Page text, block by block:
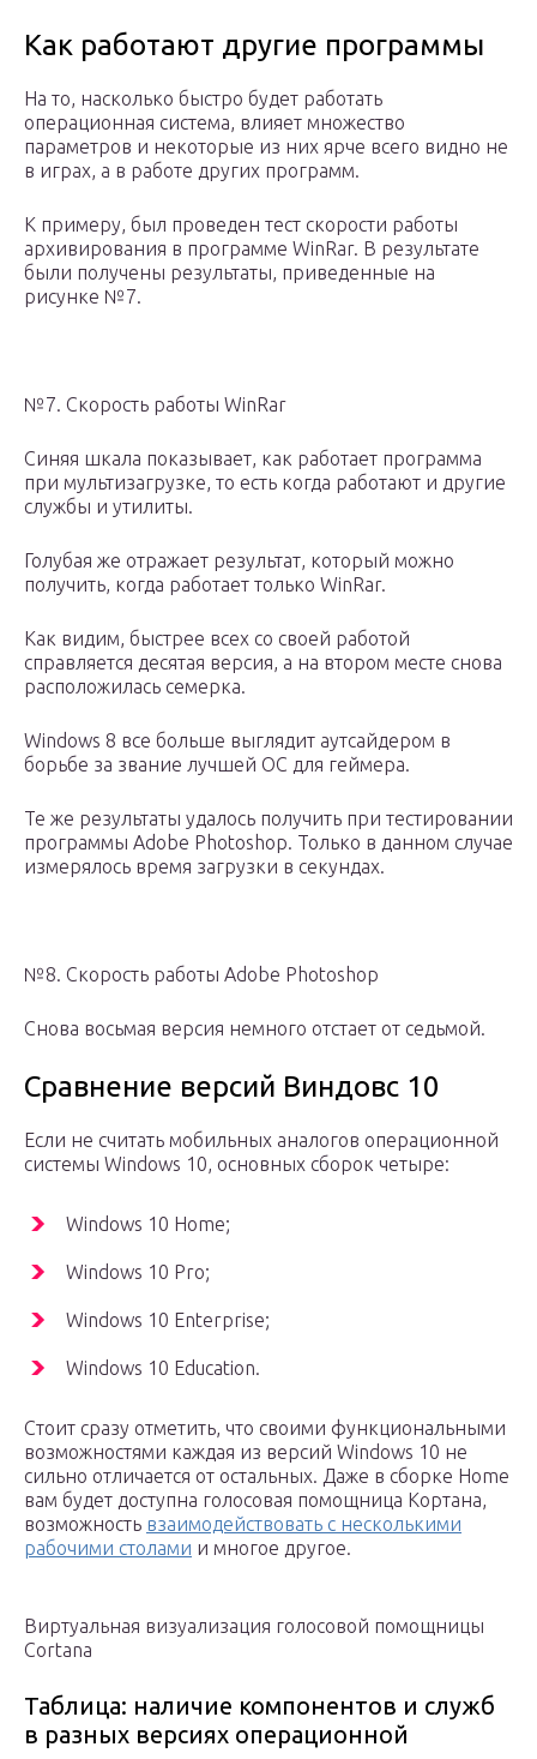
Как работают другие программы
На то, насколько быстро будет работать
операционная система, влияет множество
параметров и некоторые из них ярче всего видно не
в играх, а в работе других программ.
К примеру, был проведен тест скорости работы
архивирования в программе WinRar. В результате
были получены результаты, приведенные на
рисунке №7.
№7. Скорость работы WinRar
Синяя шкала показывает, как работает программа
при мультизагрузке, то есть когда работают и другие
службы и утилиты.
Голубая же отражает результат, который можно
получить, когда работает только WinRar.
Как видим, быстрее всех со своей работой
справляется десятая версия, а на втором месте снова
расположилась семерка.
Windows 8 все больше выглядит аутсайдером в
борьбе за звание лучшей ОС для геймера.
Те же результаты удалось получить при тестировании
программы Adobe Photoshop. Только в данном случае
измерялось время загрузки в секундах.
№8. Скорость работы Adobe Photoshop
Снова восьмая версия немного отстает от седьмой.
Сравнение версий Виндовс 10
Если не считать мобильных аналогов операционной
системы Windows 10, основных сборок четыре:
Windows 10 Home;
Windows 10 Pro;
Windows 10 Enterprise;
Windows 10 Education.
Стоит сразу отметить, что своими функциональными
возможностями каждая из версий Windows 10 не
сильно отличается от остальных. Даже в сборке Home
вам будет доступна голосовая помощница Кортана,
возможность взаимодействовать с несколькими
рабочими столами и многое другое.
Виртуальная визуализация голосовой помощницы
Cortana
Таблица: наличие компонентов и служб
в разных версиях операционной